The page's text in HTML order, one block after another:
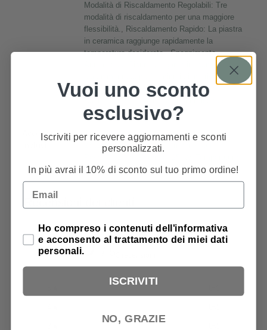
Modalità di Riscaldamento Regolabili: Tre
modalità di riscaldamento per una maggiore
flessibilità., Riscaldamento Rapido: La piastra
in ceramica raggiunge rapidamente la
temperatura desiderata.,Spegnimento
spegnimento dopo 10 minuti di inattività.
Versatilità nei Processi di Trasferimento:
altro.
Accessori
Area di Lavoro: 6.6 x 11 cm,Dimensioni:
23x13x8 cm ,Modello: Termopressa Mini
Regolabili: 140°-160°-180°
Recensioni dei clienti
0
Vuoi uno sconto
esclusivo?
Iscriviti per ricevere aggiornamenti e sconti
personalizzati.
In più avrai il 10% di sconto sul tuo primo ordine!
Email
Privacy Policy
Ho compreso i contenuti dell'informativa
e acconsento al trattamento dei miei dati
personali.
ISCRIVITI
NO, GRAZIE